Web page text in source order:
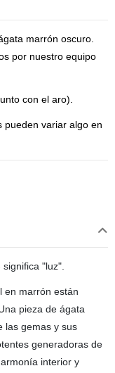
marrón oscuro.
por nuestro equipo
con el aro).
pueden variar algo en
"luz".
en marrón están
pieza de ágata
las gemas y sus
generadoras de
interior y